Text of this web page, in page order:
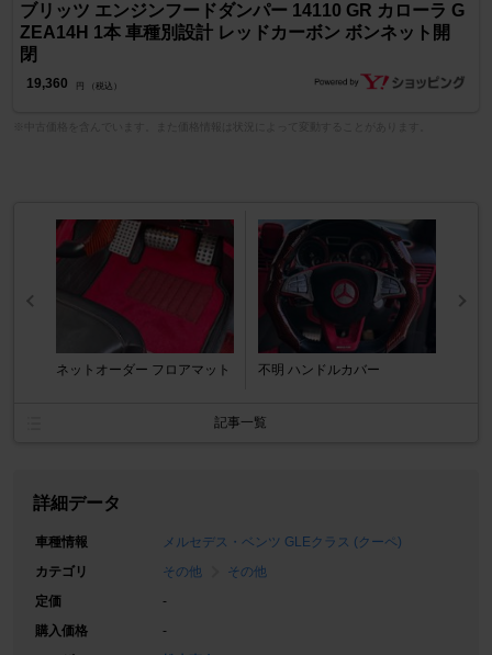
ブリッツ エンジンフードダンパー 14110 GR カローラ G
ZEA14H 1本 車種別設計 レッドカーボン ボンネット開
閉
19,360 円 （税込）
ネットオーダー フロアマット 不明 ハンドルカバー
記事一覧
詳細データ
車種情報
メルセデス・ベンツ GLEクラス (クーペ)
カテゴリ
その他
その他
定価
-
購入価格
-